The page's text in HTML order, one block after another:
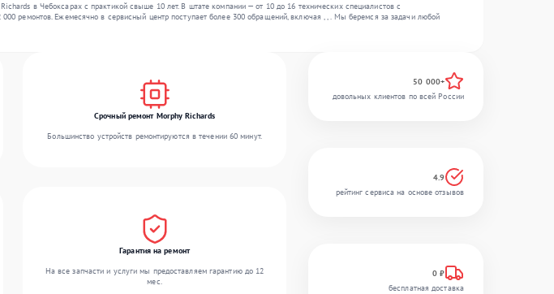
в Чебоксарах с практикой свыше 10 лет. В штате компании — от 10 до 16 технических специалистов с
ремонтов. Ежемесячно в сервисный центр поступает более 300 обращений, включая , , . Мы беремся за задачи любой
Срочный ремонт Morphy Richards
Большинство устройств ремонтируются в течении 60 минут.
Гарантия на ремонт
На все запчасти и услуги мы предоставляем гарантию до 12
мес.
50 000+
довольных клиентов по всей России
4.9
рейтинг сервиса на основе отзывов
0 ₽
бесплатная доставка